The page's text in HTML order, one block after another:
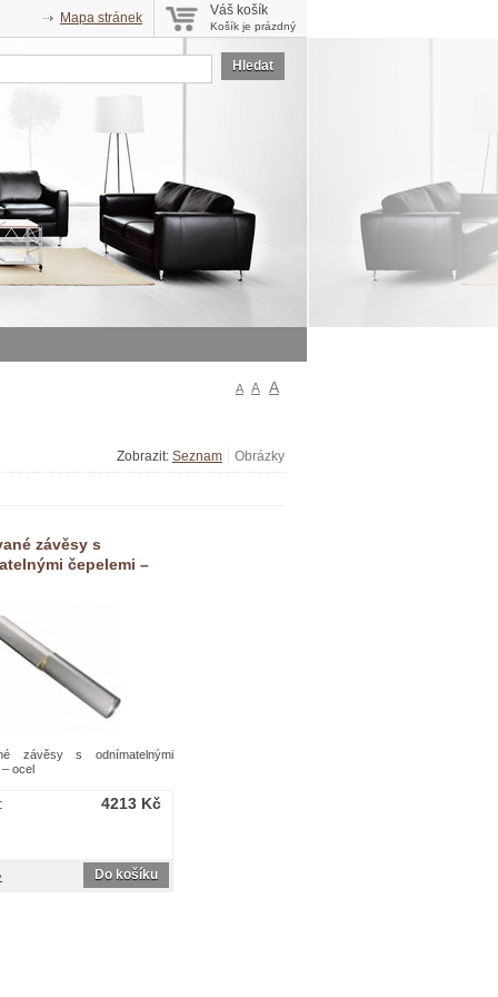
Váš košík
Košík je prázdný
Mapa stránek
Hledat
A A A
Zobrazit:
závěsy s
čepelemi –
závěsy s odnímatelnými
ocel
4213 Kč
Do košíku